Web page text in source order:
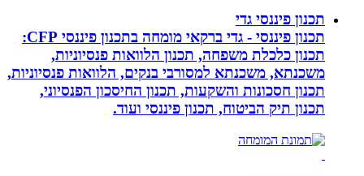
תכנון פיננסי גדי
תכנון פיננסי - גדי ברקאי מומחה בתכנון פיננסי CFP:
תכנון כלכלת משפחה, תכנון הלוואות פנסיוניות,
משכנתא, משכנתא למסורבי בנקים, הלוואות פנסיוניות,
תכנון חסכונות והשקעות, תכנון החיסכון הפנסיוני,
תכנון תיק הביטוח, תכנון פיננסי ועוד.